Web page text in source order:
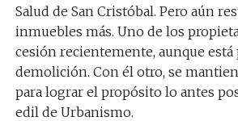
Salud de San Cristóbal. Pero aún
inmuebles más. Uno de los
cesión recientemente, aunque
demolición. Con él otro, se
para lograr el propósito lo antes
edil de Urbanismo.